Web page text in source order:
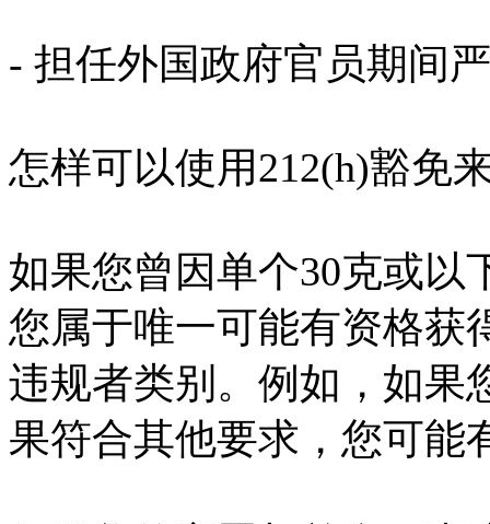
- 担任外国政府官员期间
怎样可以使用212(h)豁免
如果您曾因单个30克或以
您属于唯一可能有资格获
违规者类别。例如，如果
果符合其他要求，您可能